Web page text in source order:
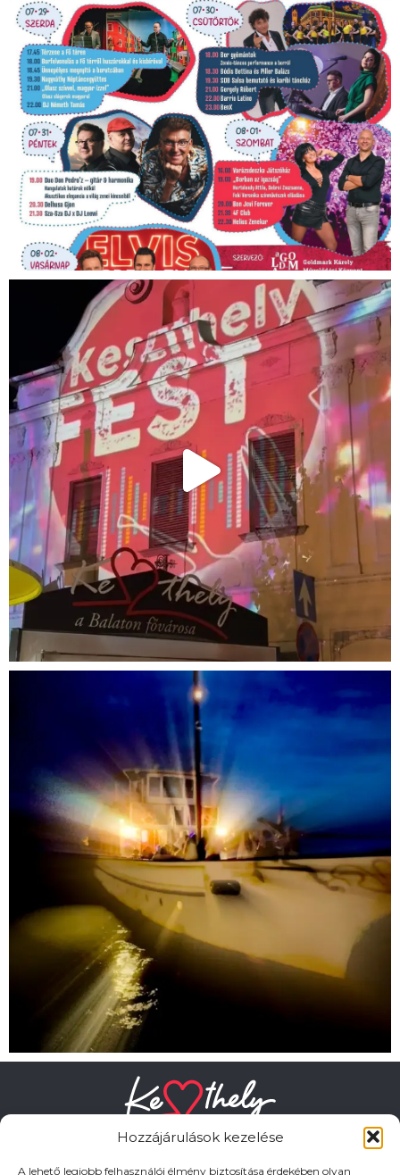
Hozzájárulások kezelése
A lehető legjobb felhasználói élmény biztosítása érdekében olyan